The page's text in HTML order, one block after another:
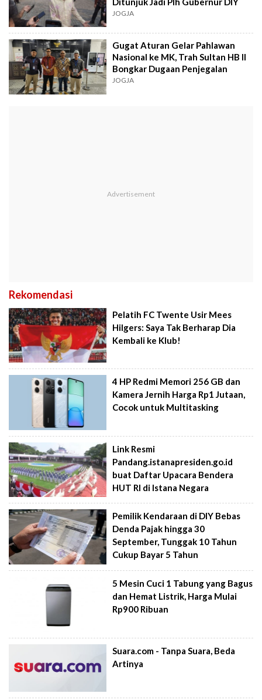
JOGJA
Gugat Aturan Gelar Pahlawan
Nasional ke MK, Trah Sultan HB II
Bongkar Dugaan Penjegalan
JOGJA
Rekomendasi
Pelatih FC Twente Usir Mees
Hilgers: Saya Tak Berharap Dia
Kembali ke Klub!
4 HP Redmi Memori 256 GB dan
Kamera Jernih Harga Rp1 Jutaan,
Cocok untuk Multitasking
Link Resmi
Pandang.istanapresiden.go.id
buat Daftar Upacara Bendera
HUT RI di Istana Negara
Pemilik Kendaraan di DIY Bebas
Denda Pajak hingga 30
September, Tunggak 10 Tahun
Cukup Bayar 5 Tahun
5 Mesin Cuci 1 Tabung yang Bagus
dan Hemat Listrik, Harga Mulai
Rp900 Ribuan
Suara.com - Tanpa Suara, Beda
Artinya